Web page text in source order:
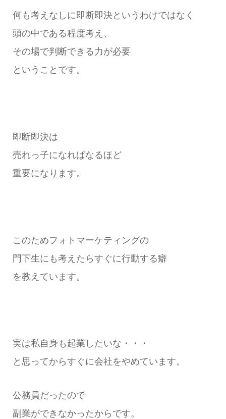
何も考えなしに即断即決というわけではなく
頭の中である程度考え、
その場で判断できる力が必要
ということです。
即断即決は
売れっ子になればなるほど
重要になります。
このためフォトマーケティングの
門下生にも考えたらすぐに行動する癖
を教えています。
実は私自身も起業したいな・・・
と思ってからすぐに会社をやめています。
公務員だったので
副業ができなかったからです。